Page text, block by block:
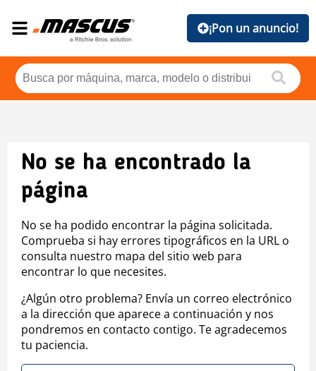
¡Pon un anuncio!
No se ha encontrado la
página
No se ha podido encontrar la página solicitada.
Comprueba si hay errores tipográficos en la URL o
consulta nuestro mapa del sitio web para
encontrar lo que necesites.
¿Algún otro problema? Envía un correo electrónico
a la dirección que aparece a continuación y nos
pondremos en contacto contigo. Te agradecemos
tu paciencia.